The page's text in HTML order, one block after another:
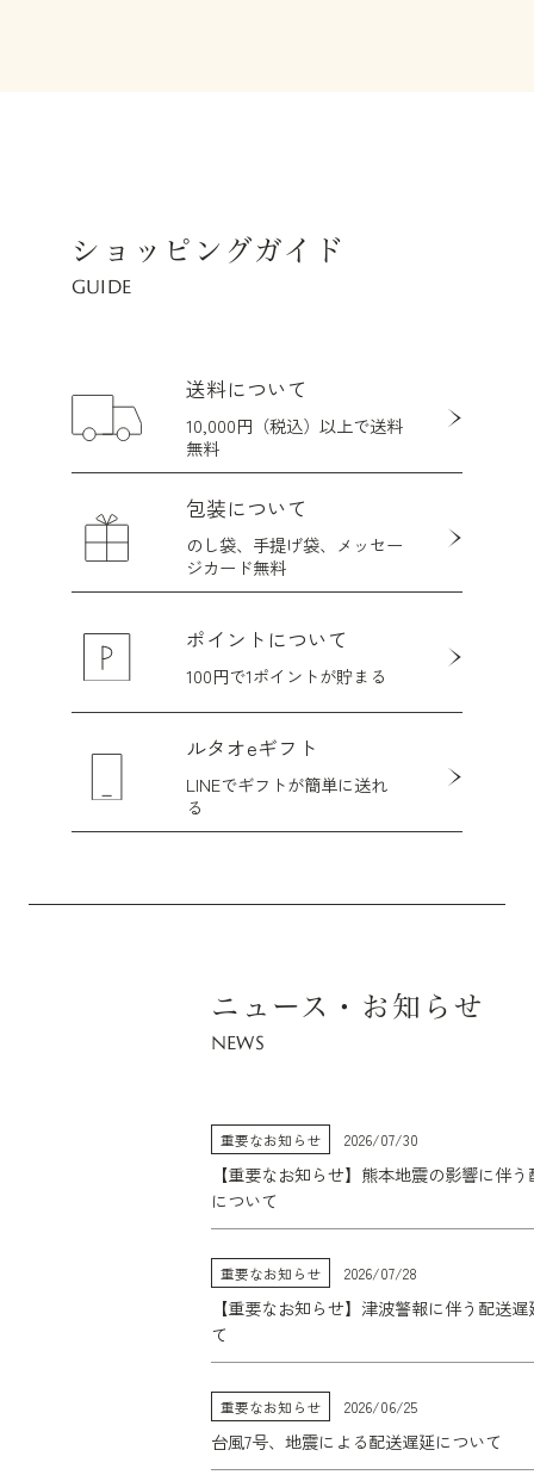
ショッピングガイド
GUIDE
送料について
10,000円（税込）以上で送料
無料
包装について
のし袋、手提げ袋、メッセー
ジカード無料
ポイントについて
100円で1ポイントが貯まる
ルタオeギフト
LINEでギフトが簡単に送れ
る
ニュース・お知らせ
NEWS
重要なお知らせ 2026/07/30
【重要なお知らせ】熊本地震の影響に伴
について
重要なお知らせ 2026/07/28
【重要なお知らせ】津波警報に伴う配送
て
重要なお知らせ 2026/06/25
台風7号、地震による配送遅延について